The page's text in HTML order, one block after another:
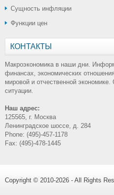
Сущность инфляции
Функции цен
КОНТАКТЫ
Макроэкономика в наши дни.
финансах, экономических
мировой и отчественной
ситуации.
Наш адрес:
125565, г. Москва
Ленинградское шоссе, д. 284
Phone: (495)-457-1178
Fax: (495)-478-1445
Copyright © 2010-2026 - All Rights